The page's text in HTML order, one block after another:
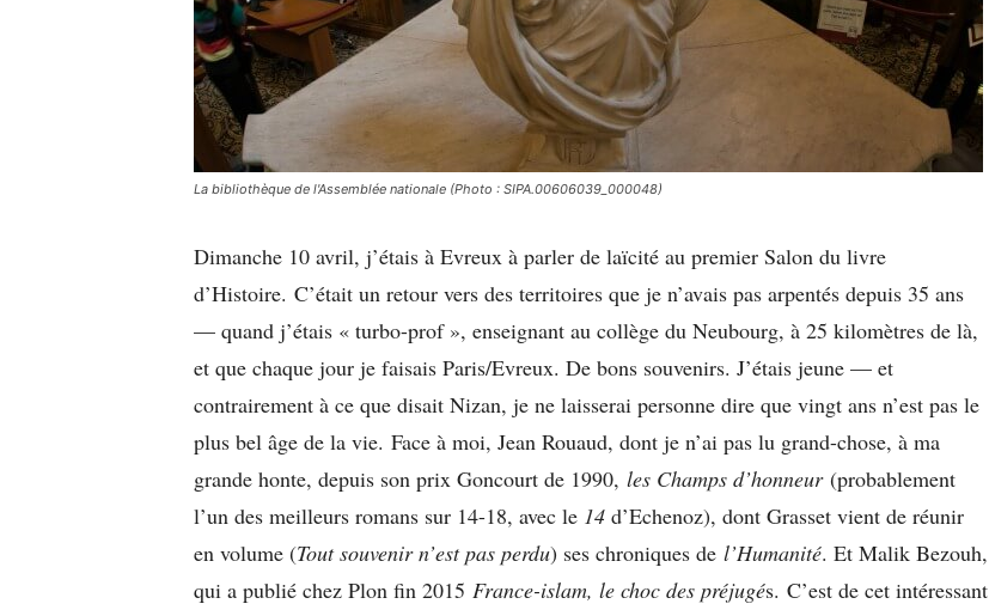
La bibliothèque de l'Assemblée nationale (Photo : SIPA.00606039_000048)
Dimanche 10 avril, j’étais à Evreux à parler de laïcité au premier Salon du livre
d’Histoire. C’était un retour vers des territoires que je n’avais pas arpentés depuis 35 ans
— quand j’étais « turbo-prof », enseignant au collège du Neubourg, à 25 kilomètres de là,
et que chaque jour je faisais Paris/Evreux. De bons souvenirs. J’étais jeune — et
contrairement à ce que disait Nizan, je ne laisserai personne dire que vingt ans n’est pas le
plus bel âge de la vie. Face à moi, Jean Rouaud, dont je n’ai pas lu grand-chose, à ma
grande honte, depuis son prix Goncourt de 1990, les Champs d’honneur (probablement
l’un des meilleurs romans sur 14-18, avec le 14 d’Echenoz), dont Grasset vient de réunir
en volume (Tout souvenir n’est pas perdu) ses chroniques de l’Humanité. Et Malik Bezouh,
qui a publié chez Plon fin 2015 France-islam, le choc des préjugés. C’est de cet intéressant